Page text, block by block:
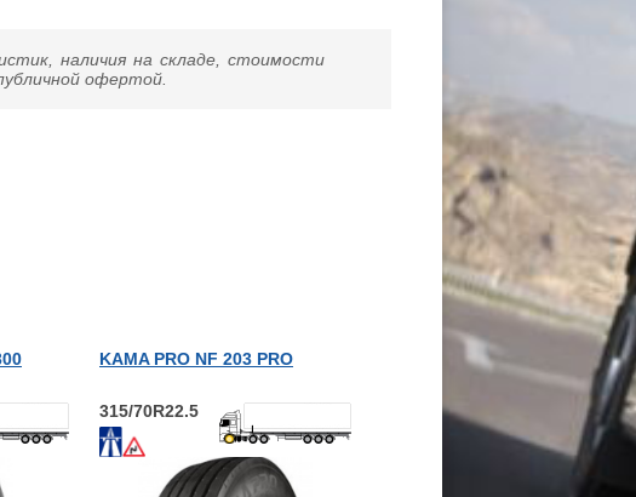
наличия на складе, стоимости
офертой.
KAMA PRO NF 203 PRO
315/70R22.5